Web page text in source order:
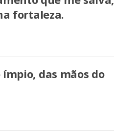
fortaleza.
das mãos do